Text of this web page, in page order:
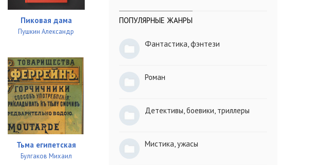
Пиковая дама
Пушкин Александр
Тьма египетская
Булгаков Михаил
ПОПУЛЯРНЫЕ ЖАНРЫ
Фантастика, фэнтези
Роман
Детективы, боевики, триллеры
Мистика, ужасы